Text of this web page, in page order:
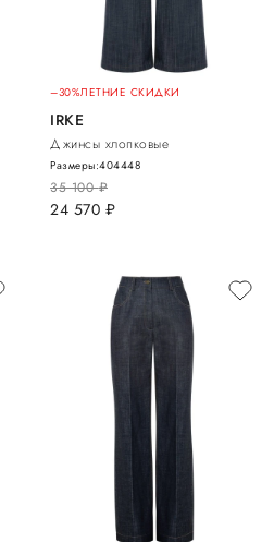
–30%ЛЕТНИЕ СКИДКИ
IRKE
Джинсы хлопковые
35 100руб.
24 570 руб.
Размеры:404448